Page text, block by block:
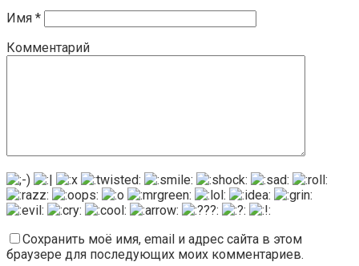
Имя *
Комментарий
Сохранить моё имя, email и адрес сайта в этом
браузере для последующих моих комментариев.